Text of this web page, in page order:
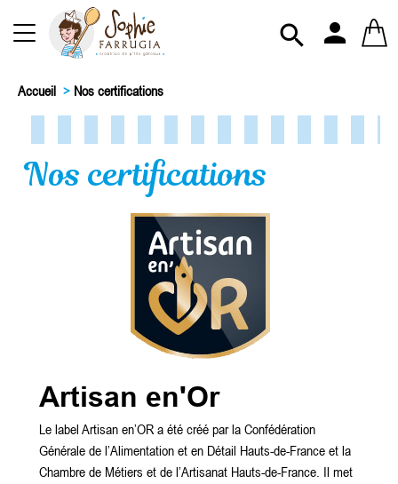
 person
Accueil > Nos certifications
Nos certifications
Artisan en'Or
Le label Artisan en’OR a été créé par la Confédération
Générale de l’Alimentation et en Détail Hauts-de-France et la
Chambre de Métiers et de l’Artisanat Hauts-de-France. Il met